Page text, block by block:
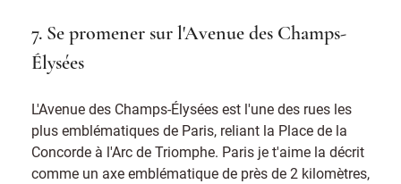
7. Se promener sur l'Avenue des Champs-
Élysées
L'Avenue des Champs-Élysées est l'une des rues les
plus emblématiques de Paris, reliant la Place de la
Concorde à l'Arc de Triomphe. Paris je t'aime la décrit
comme un axe emblématique de près de 2 kilomètres,